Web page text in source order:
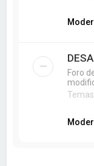
Foro